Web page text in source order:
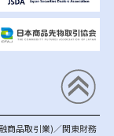
商品取引業)／関東財務